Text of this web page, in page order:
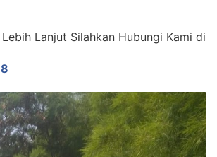
Lanjut Silahkan Hubungi Kami di